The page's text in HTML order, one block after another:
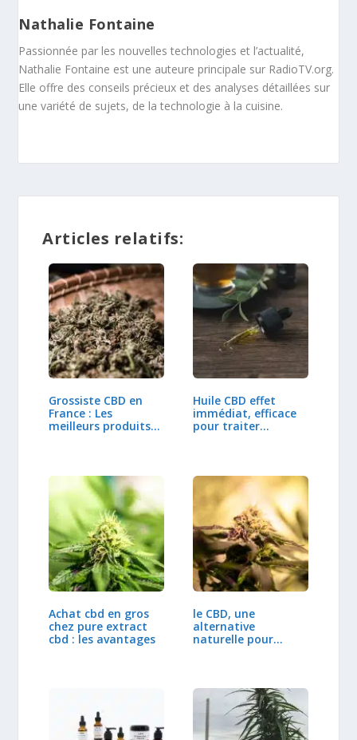
Nathalie Fontaine
Passionnée par les nouvelles technologies et l’actualité,
Nathalie Fontaine est une auteure principale sur RadioTV.org.
Elle offre des conseils précieux et des analyses détaillées sur
une variété de sujets, de la technologie à la cuisine.
Articles relatifs:
Grossiste CBD en
France : Les
meilleurs produits
Huile CBD effet
immédiat, efficace
pour traiter…
Achat cbd en gros
chez pure extract
cbd : les avantages
le CBD, une
alternative
naturelle pour